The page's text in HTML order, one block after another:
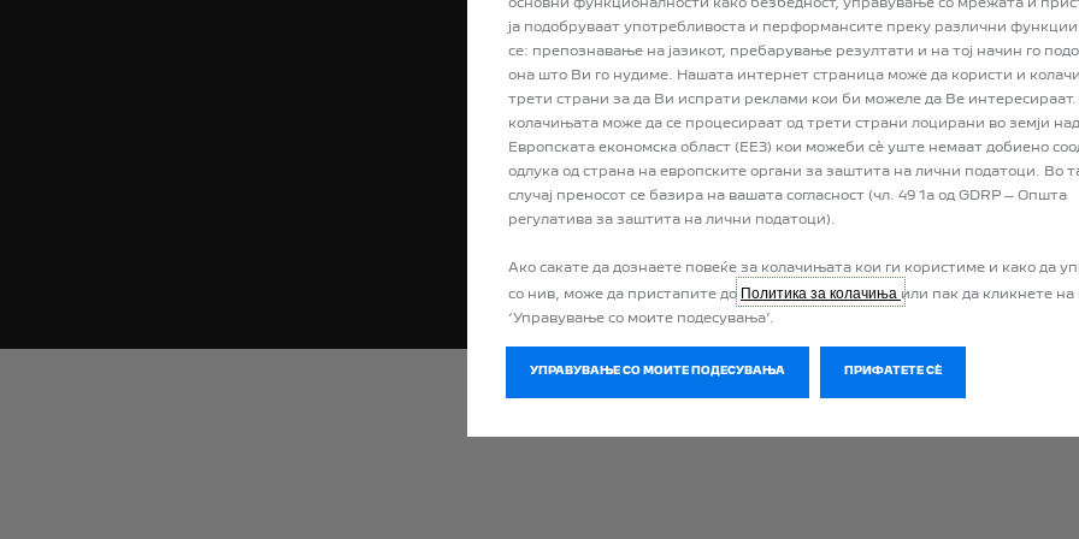
Политика за приватност Законски информации Колачиња Закон за заштита на
основни функционалности како безбедност, управување со мрежата и
ја подобруваат употребливоста и перформансите преку различни
се: препознавање на јазикот, пребарување резултати и на тој начин го
она што Ви го нудиме. Нашата интернет страница може да користи и
трети страни за да Ви испрати реклами кои би можеле да Ве интересираат.
колачињата може да се процесираат од трети страни лоцирани во земји
Европската економска област (ЕЕЗ) кои можеби сѐ уште немаат добиено
одлука од страна на европските органи за заштита на лични податоци. Во
случај преносот се базира на вашата согласност (чл. 49 1а од GDRP – Општа
регулатива за заштита на лични податоци).
Ако сакате да дознаете повеќе за колачињата кои ги користиме и како да
со нив, може да пристапите до Политика за колачиња или пак да кликнете на
‘Управување со моите подесувања’.
УПРАВУВАЊЕ СО МОИТЕ ПОДЕСУВАЊА ПРИФАТЕТЕ СÈ